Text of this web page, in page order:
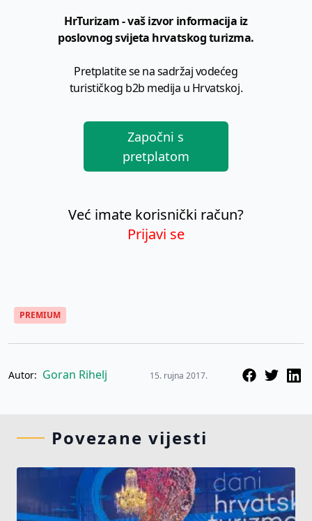
HrTurizam - vaš izvor informacija iz
poslovnog svijeta hrvatskog turizma.
Pretplatite se na sadržaj vodećeg
turističkog b2b medija u Hrvatskoj.
Započni s
pretplatom
Već imate korisnički račun?
Prijavi se
PREMIUM
Autor: Goran Rihelj 15. rujna 2017.
Povezane vijesti